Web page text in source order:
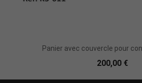
Panier avec couvercle pour
200,00 €